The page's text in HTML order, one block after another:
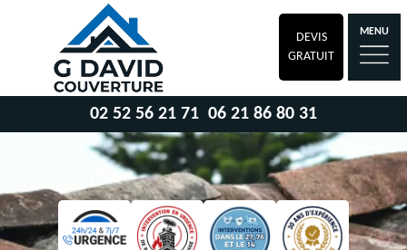
DEVIS
GRATUIT
MENU
02 52 56 21 71 06 21 86 80 31